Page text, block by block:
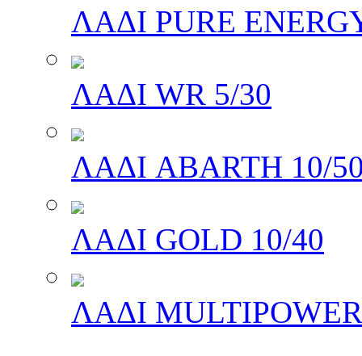
ΛΑΔΙ PURE
ΛΑΔΙ WR 5/30
ΛΑΔΙ ABARTH 10/
ΛΑΔΙ GOLD 10/40
ΛΑΔΙ